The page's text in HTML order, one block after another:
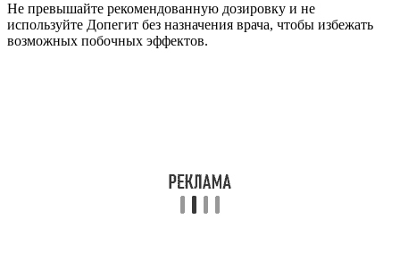
Не превышайте рекомендованную дозировку и не
используйте Допегит без назначения врача, чтобы избежать
возможных побочных эффектов.